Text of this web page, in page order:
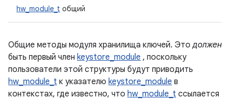
hw_module_t общий
Общие методы модуля хранилища ключей. Этодолжен
быть первый член keystore_module , поскольку
пользователи этой структуры будут приводить
hw_module_t к указателю keystore_module в
контекстах, где известно, что hw_module_t ссылается